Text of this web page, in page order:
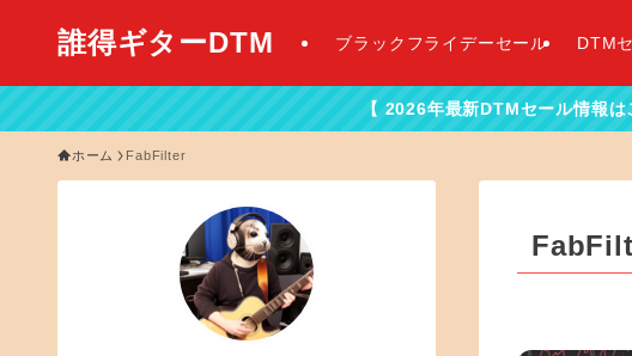
誰得ギターDTM ブラックフライデーセール DTM
【 2026年最新DTMセール情報はこちらから！】
ホーム FabFilter